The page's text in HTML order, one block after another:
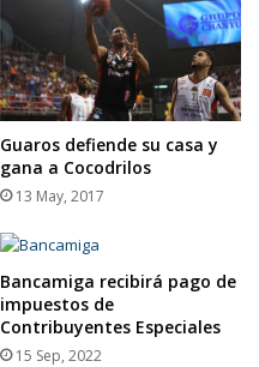
Guaros defiende su casa y
gana a Cocodrilos
13 May, 2017
Bancamiga recibirá pago de
impuestos de
Contribuyentes Especiales
15 Sep, 2022